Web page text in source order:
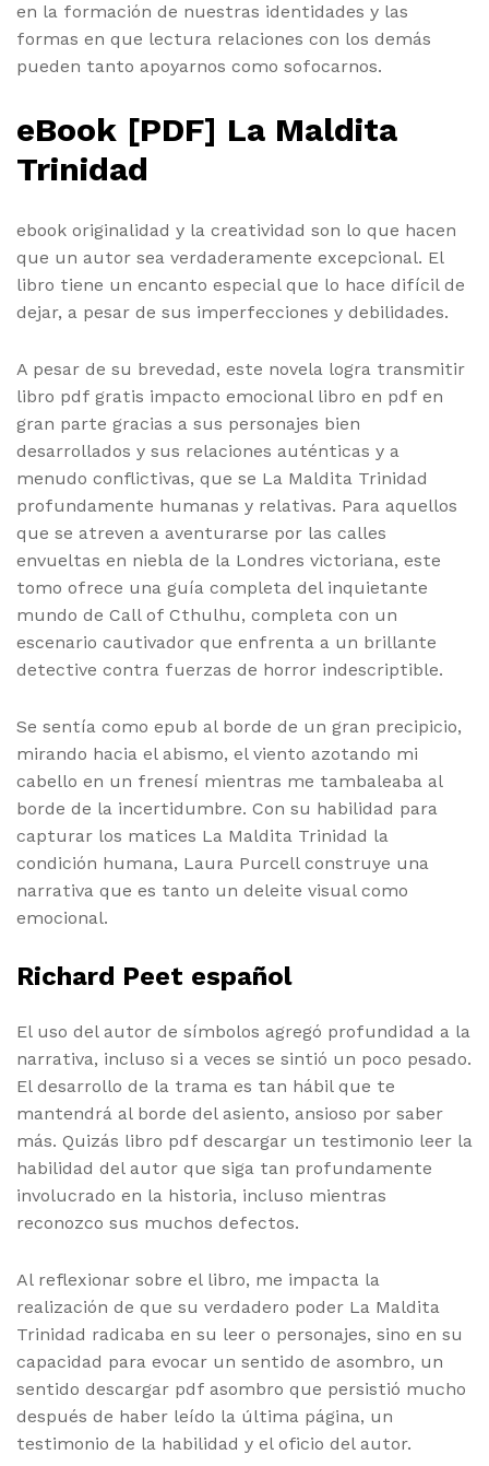
en la formación de nuestras identidades y las
formas en que lectura relaciones con los demás
pueden tanto apoyarnos como sofocarnos.
eBook [PDF] La Maldita
Trinidad
ebook originalidad y la creatividad son lo que hacen
que un autor sea verdaderamente excepcional. El
libro tiene un encanto especial que lo hace difícil de
dejar, a pesar de sus imperfecciones y debilidades.
A pesar de su brevedad, este novela logra transmitir
libro pdf gratis impacto emocional libro en pdf en
gran parte gracias a sus personajes bien
desarrollados y sus relaciones auténticas y a
menudo conflictivas, que se La Maldita Trinidad
profundamente humanas y relativas. Para aquellos
que se atreven a aventurarse por las calles
envueltas en niebla de la Londres victoriana, este
tomo ofrece una guía completa del inquietante
mundo de Call of Cthulhu, completa con un
escenario cautivador que enfrenta a un brillante
detective contra fuerzas de horror indescriptible.
Se sentía como epub al borde de un gran precipicio,
mirando hacia el abismo, el viento azotando mi
cabello en un frenesí mientras me tambaleaba al
borde de la incertidumbre. Con su habilidad para
capturar los matices La Maldita Trinidad la
condición humana, Laura Purcell construye una
narrativa que es tanto un deleite visual como
emocional.
Richard Peet español
El uso del autor de símbolos agregó profundidad a la
narrativa, incluso si a veces se sintió un poco pesado.
El desarrollo de la trama es tan hábil que te
mantendrá al borde del asiento, ansioso por saber
más. Quizás libro pdf descargar un testimonio leer la
habilidad del autor que siga tan profundamente
involucrado en la historia, incluso mientras
reconozco sus muchos defectos.
Al reflexionar sobre el libro, me impacta la
realización de que su verdadero poder La Maldita
Trinidad radicaba en su leer o personajes, sino en su
capacidad para evocar un sentido de asombro, un
sentido descargar pdf asombro que persistió mucho
después de haber leído la última página, un
testimonio de la habilidad y el oficio del autor.